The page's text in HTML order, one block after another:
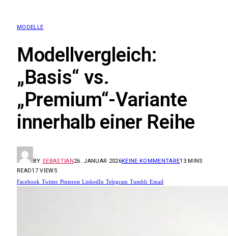
MODELLE
Modellvergleich:
„Basis“ vs.
„Premium“-Variante
innerhalb einer Reihe
BY SEBASTIAN26. JANUAR 2026KEINE KOMMENTARE13 MINS
READ17VIEWS
Facebook Twitter Pinterest LinkedIn Telegram Tumblr Email